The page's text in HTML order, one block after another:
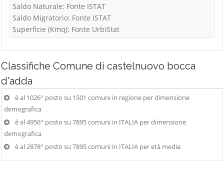
Saldo Naturale: Fonte ISTAT
Saldo Migratorio: Fonte ISTAT
Superficie (Kmq): Fonte UrbiStat
Classifiche Comune di castelnuovo bocca
d'adda
è al 1026° posto su 1501 comuni in regione per dimensione
demografica
è al 4956° posto su 7895 comuni in ITALIA per dimensione
demografica
è al 2878° posto su 7895 comuni in ITALIA per età media